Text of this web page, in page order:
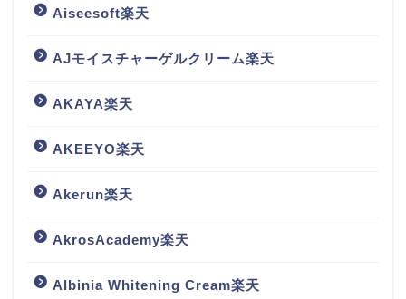
Aiseesoft楽天
AJモイスチャーゲルクリーム楽天
AKAYA楽天
AKEEYO楽天
Akerun楽天
AkrosAcademy楽天
Albinia Whitening Cream楽天